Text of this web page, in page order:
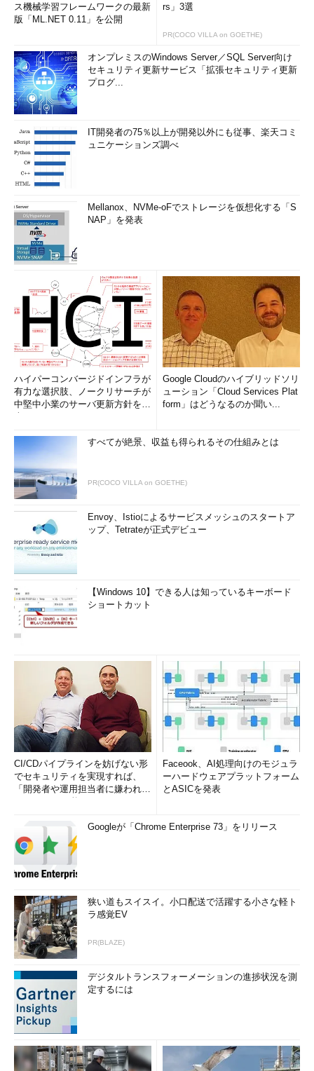
ス機械学習フレームワークの最新
版「ML.NET 0.11」を公開
rs」3選
PR(COCO VILLA on GOETHE)
オンプレミスのWindows Server／SQL Server向け
セキュリティ更新サービス「拡張セキュリティ更新
プログ...
IT開発者の75％以上が開発以外にも従事、楽天コミ
ュニケーションズ調べ
Mellanox、NVMe-oFでストレージを仮想化する「S
NAP」を発表
ハイパーコンバージドインフラが
有力な選択肢、ノークリサーチが
中堅中小業のサーバ更新方針を調
査
Google Cloudのハイブリッドソリ
ューション「Cloud Services Plat
form」はどうなるのか聞い...
すべてが絶景、収益も得られるその仕組みとは
PR(COCO VILLA on GOETHE)
Envoy、Istioによるサービスメッシュのスタートア
ップ、Tetrateが正式デビュー
【Windows 10】できる人は知っているキーボード
ショートカット
CI/CDパイプラインを妨げない形
でセキュリティを実現すれば、
「開発者や運用担当者に嫌われな
いWAF」は可能か
Faceook、AI処理向けのモジュラ
ーハードウェアプラットフォーム
とASICを発表
Googleが「Chrome Enterprise 73」をリリース
狭い道もスイスイ。小口配送で活躍する小さな軽ト
ラ感覚EV
PR(BLAZE)
デジタルトランスフォーメーションの進捗状況を測
定するには